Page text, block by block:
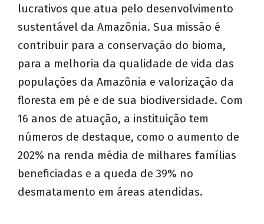
lucrativos que atua pelo desenvolvimento
sustentável da Amazônia. Sua missão é
contribuir para a conservação do bioma,
para a melhoria da qualidade de vida das
populações da Amazônia e valorização da
floresta em pé e de sua biodiversidade. Com
16 anos de atuação, a instituição tem
números de destaque, como o aumento de
202% na renda média de milhares famílias
beneficiadas e a queda de 39% no
desmatamento em áreas atendidas.